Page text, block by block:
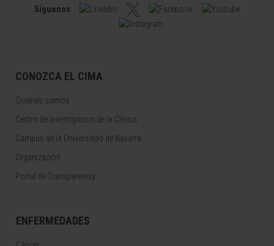
Síguenos
CONOZCA EL CIMA
Quiénes somos
Centro de Investigacion de la Clínica
Campus de la Universidad de Navarra
Organización
Portal de Transparencia
ENFERMEDADES